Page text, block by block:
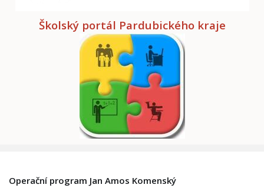
Školský portál Pardubického kraje
Operační program Jan Amos Komenský